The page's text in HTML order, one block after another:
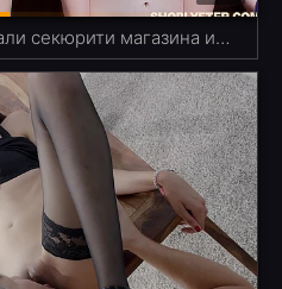
Двух лихих воровок поймали секюрити магазина и отпердолили раком